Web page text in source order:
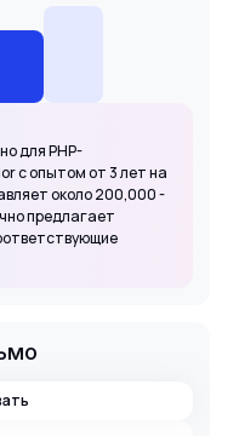
для PHP-
с опытом от 3 лет на
около 200,000 -
предлагает